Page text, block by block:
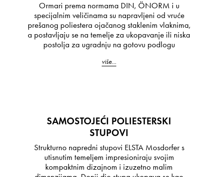
Ormari prema normama DIN, ÖNORM i u
specijalnim veličinama su napravljeni od vruće
prešanog poliestera ojačanog staklenim vlaknima,
a postavljaju se na temelje za ukopavanje ili niska
postolja za ugradnju na gotovu podlogu
više...
SAMOSTOJEĆI POLIESTERSKI
STUPOVI
Strukturno napredni stupovi ELSTA Mosdorfer s
utisnutim temeljem impresioniraju svojim
kompaktnim dizajnom i izuzetno malim